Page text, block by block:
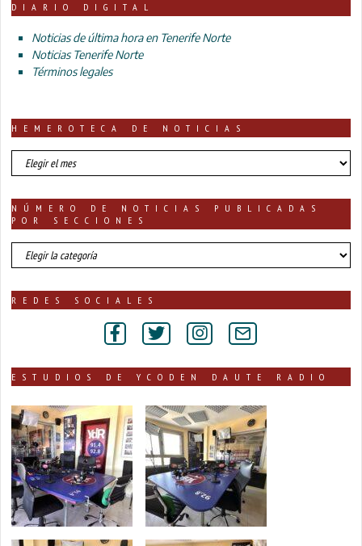
DIARIO DIGITAL
Noticias de última hora en Tenerife Norte
Noticias Tenerife Norte
Términos legales
HEMEROTECA DE NOTICIAS
HEMEROTECA
DE
NÚMERO DE NOTICIAS PUBLICADAS
POR SECCIONES
número
de
publicadas
REDES SOCIALES
ESTUDIOS DE YCODEN DAUTE RADIO